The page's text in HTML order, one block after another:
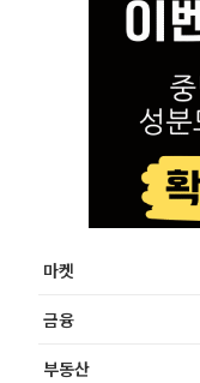
마켓
금융
부동산